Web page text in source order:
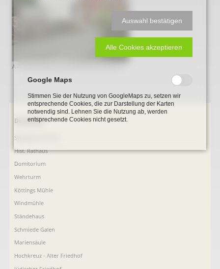
A 47 Muehlenstumpf Wilhelmshoehe 2
Navigation
Denkmale
Stephanus-Kirche
Hist. Rathaus
Domitorium
Wehrturm
Köttings Mühle
Windmühle
Ständehaus
Schmiede Galen
Mariensäule
Hochkreuz - Alter Friedhof
Auswahl bestätigen
Alle Cookies akzeptieren
Google Maps
Stimmen Sie der Nutzung von GoogleMaps zu, setzen wir
entsprechende Cookies, die zur Darstellung der Karten
notwendig sind. Lehnen Sie die Nutzung ab, werden
entsprechende Cookies nicht gesetzt.